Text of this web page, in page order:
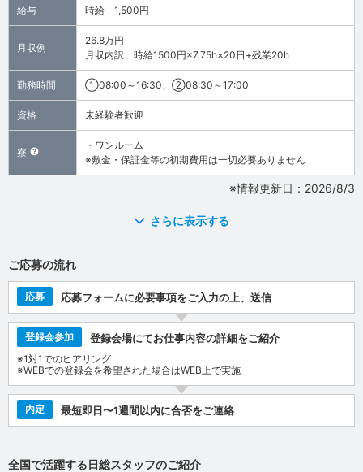
給与 時給 1,500円
月収例
26.8万円
月収内訳 時給1500円×7.75h×20日+残業20h
勤務時間 ①08:00～16:30、②08:30～17:00
資格 未経験者歓迎
寮
・ワンルーム
※敷金・保証金等の初期費用は一切必要ありません
※情報更新日：2026/8/3
さらに表示する
ご応募の流れ
応募 応募フォームに必要事項をご入力の上、送信
登録会参加 登録会場にてお仕事内容の詳細をご紹介
※1対1でのヒアリング
※WEBでの登録会を希望された場合はWEB上で実施
内定 最短即日〜1週間以内に合否をご連絡
全国で活躍する日総スタッフのご紹介